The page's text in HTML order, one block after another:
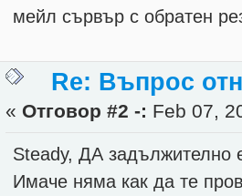
мейл сървър с обратен
Re: Въпрос
« Отговор #2 -: Feb 07,
Steady, ДА задължително
Имаче няма как да те